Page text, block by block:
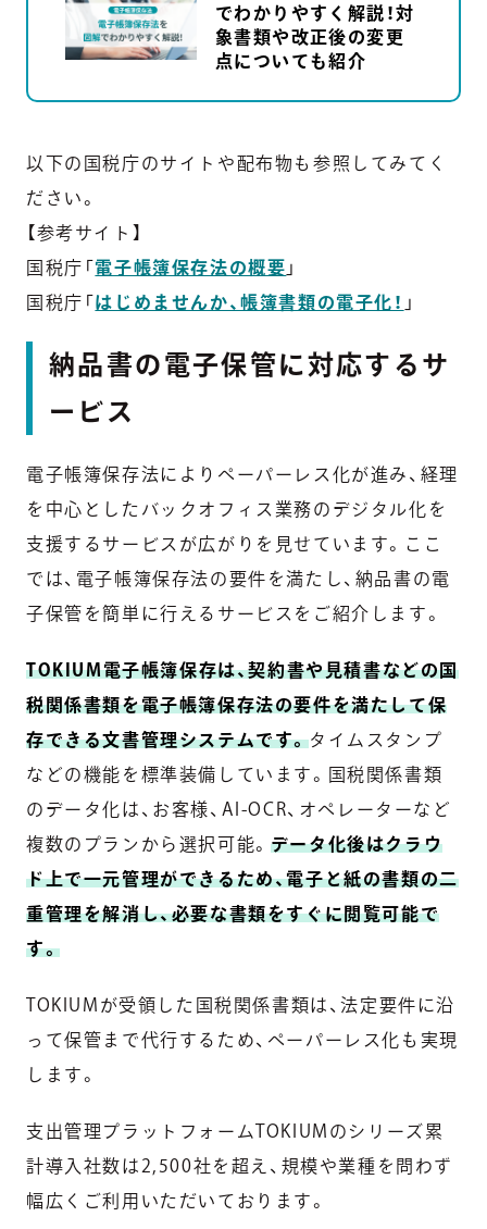
でわかりやすく解説！対
象書類や改正後の変更
点についても紹介
以下の国税庁のサイトや配布物も参照してみてく
ださい。
【参考サイト】
国税庁「 電子帳簿保存法の概要 」
国税庁「 はじめませんか、帳簿書類の電子化！ 」
納品書の電子保管に対応するサ
ービス
電子帳簿保存法によりペーパーレス化が進み、経理
を中心としたバックオフィス業務のデジタル化を
支援するサービスが広がりを見せています。ここ
では、電子帳簿保存法の要件を満たし、納品書の電
子保管を簡単に行えるサービスをご紹介します。
TOKIUM電子帳簿保存は、契約書や見積書などの国
税関係書類を電子帳簿保存法の要件を満たして保
存できる文書管理システムです。タイムスタンプ
などの機能を標準装備しています。国税関係書類
のデータ化は、お客様、AI-OCR、オペレーターなど
複数のプランから選択可能。 データ化後はクラウ
ド上で一元管理ができるため、電子と紙の書類の二
重管理を解消し、必要な書類をすぐに閲覧可能で
す。
TOKIUMが受領した国税関係書類は、法定要件に沿
って保管まで代行するため、ペーパーレス化も実現
します。
支出管理プラットフォームTOKIUMのシリーズ累
計導入社数は2,500社を超え、規模や業種を問わず
幅広くご利用いただいております。